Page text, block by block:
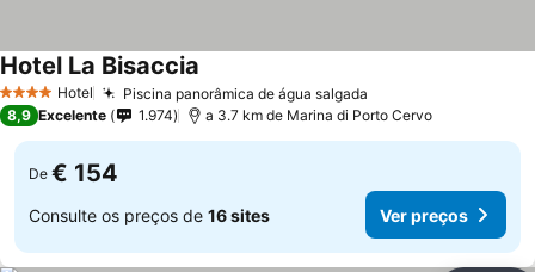
4 EstrelasHotel Piscina panorâmica de água salgada
Hotel La Bisaccia
8,9 Excelente 1.974 a 3.7 km de Marina di Porto Cervo
De € 154
Consulte os preços de 16 sites Ver preços